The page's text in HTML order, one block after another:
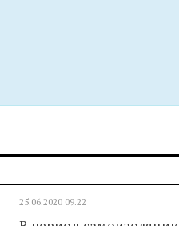
25.06.2020 09.22